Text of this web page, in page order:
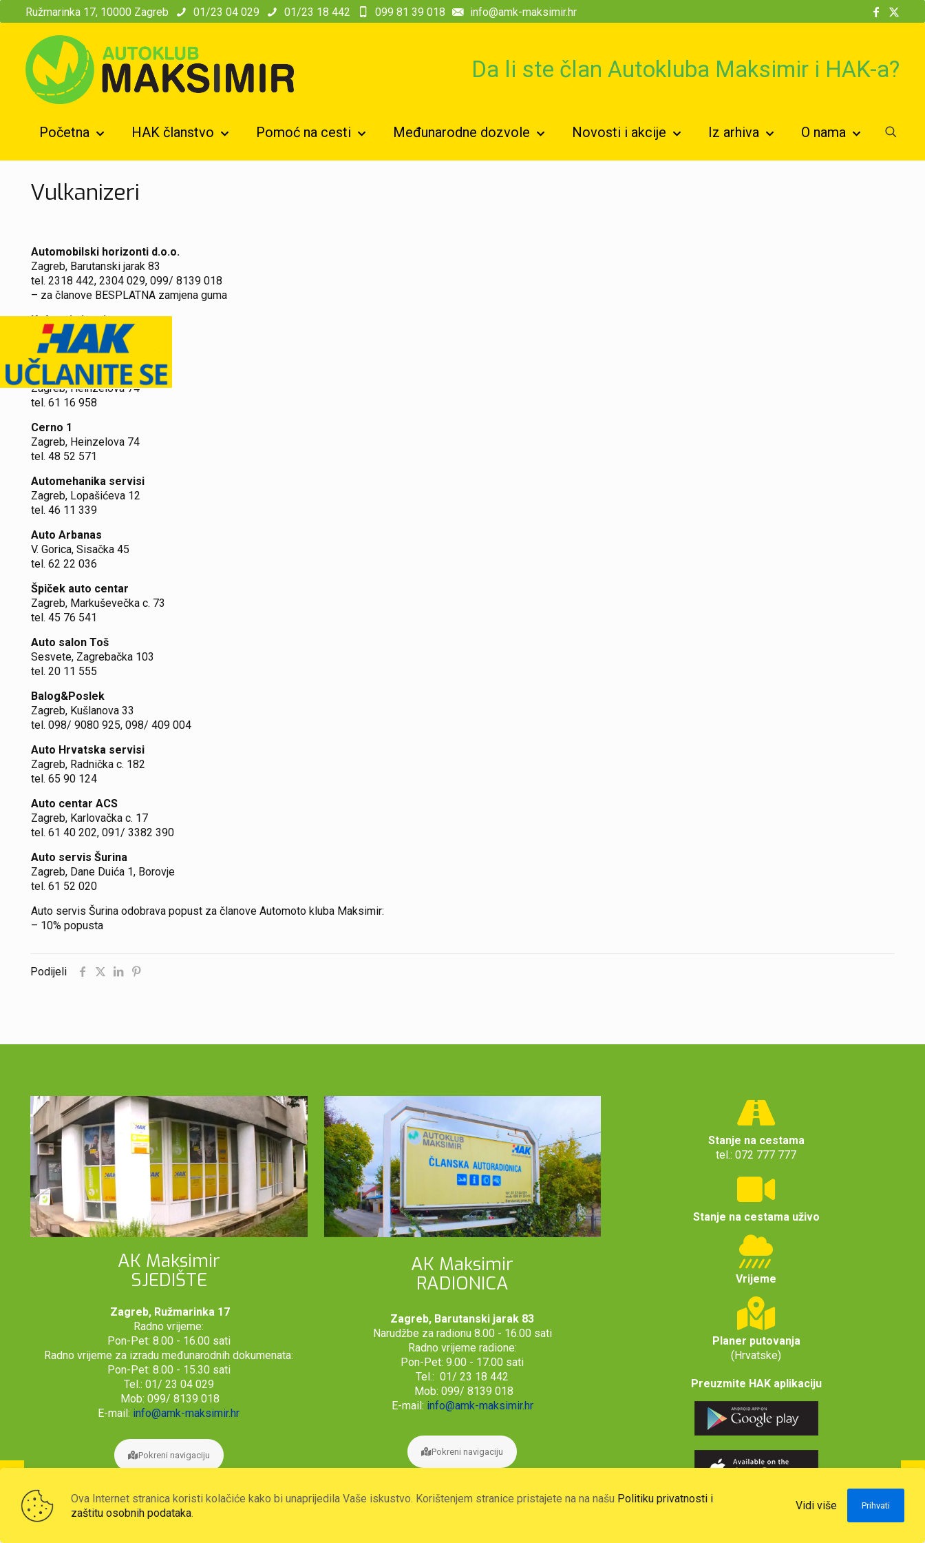
Ružmarinka 17, 10000 Zagreb 01/23 04 029 01/23 18 442 099 81 39 018 info@amk-maksimir.hr
Da li ste član Autokluba Maksimir i HAK-a?
Početna HAK članstvo Pomoć na cesti Međunarodne dozvole Novosti i akcije Iz arhiva O nama
Vulkanizeri
Automobilski horizonti d.o.o.
Zagreb, Barutanski jarak 83
tel. 2318 442, 2304 029, 099/ 8139 018
– za članove BESPLATNA zamjena guma
Kufner i sinovi
Zagreb, Ilica 168a/1
tel. 37 03 838, 098/ 770 655
Fibus
Zagreb, Heinzelova 74
tel. 61 16 958
Cerno 1
Zagreb, Heinzelova 74
tel. 48 52 571
Automehanika servisi
Zagreb, Lopašićeva 12
tel. 46 11 339
Auto Arbanas
V. Gorica, Sisačka 45
tel. 62 22 036
Špiček auto centar
Zagreb, Markuševečka c. 73
tel. 45 76 541
Auto salon Toš
Sesvete, Zagrebačka 103
tel. 20 11 555
Balog&Poslek
Zagreb, Kušlanova 33
tel. 098/ 9080 925, 098/ 409 004
Auto Hrvatska servisi
Zagreb, Radnička c. 182
tel. 65 90 124
Auto centar ACS
Zagreb, Karlovačka c. 17
tel. 61 40 202, 091/ 3382 390
Auto servis Šurina
Zagreb, Dane Duića 1, Borovje
tel. 61 52 020
Auto servis Šurina odobrava popust za članove Automoto kluba Maksimir:
– 10% popusta
Podijeli
AK Maksimir
SJEDIŠTE
Zagreb, Ružmarinka 17
Radno vrijeme:
Pon-Pet: 8.00 - 16.00 sati
Radno vrijeme za izradu međunarodnih dokumenata:
Pon-Pet: 8.00 - 15.30 sati
Tel.: 01/ 23 04 029
Mob: 099/ 8139 018
E-mail: info@amk-maksimir.hr
Pokreni navigaciju
AK Maksimir
RADIONICA
Zagreb, Barutanski jarak 83
Narudžbe za radionu 8.00 - 16.00 sati
Radno vrijeme radione:
Pon-Pet: 9.00 - 17.00 sati
Tel.: 01/ 23 18 442
Mob: 099/ 8139 018
E-mail: info@amk-maksimir.hr
Pokreni navigaciju
Stanje na cestama
tel.: 072 777 777
Stanje na cestama uživo
Vrijeme
Planer putovanja
(Hrvatske)
Preuzmite HAK aplikaciju
2026. © Autoklub Maksimir
Ova Internet stranica koristi kolačiće kako bi unaprijedila Vaše iskustvo. Korištenjem stranice pristajete na na našu Politiku privatnosti i
zaštitu osobnih podataka
Vidi više Prihvati
modal-check